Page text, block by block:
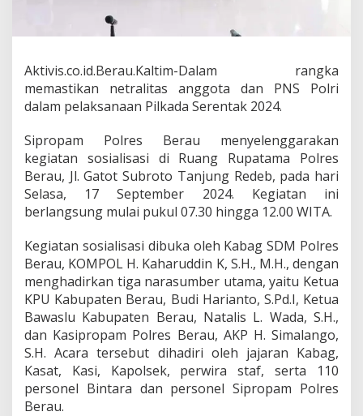
N
t
r
a
l
A
n
g
o
t
a
d
a
n
N
P
o
Aktivis.co.id.Berau.Kaltim-Dalam rangka
memastikan netralitas anggota dan PNS Polri
dalam pelaksanaan Pilkada Serentak 2024.
Sipropam Polres Berau menyelenggarakan
kegiatan sosialisasi di Ruang Rupatama Polres
Berau, Jl. Gatot Subroto Tanjung Redeb, pada hari
Selasa, 17 September 2024. Kegiatan ini
berlangsung mulai pukul 07.30 hingga 12.00 WITA.
Kegiatan sosialisasi dibuka oleh Kabag SDM Polres
Berau, KOMPOL H. Kaharuddin K, S.H., M.H., dengan
menghadirkan tiga narasumber utama, yaitu Ketua
KPU Kabupaten Berau, Budi Harianto, S.Pd.I, Ketua
Bawaslu Kabupaten Berau, Natalis L. Wada, S.H.,
dan Kasipropam Polres Berau, AKP H. Simalango,
S.H. Acara tersebut dihadiri oleh jajaran Kabag,
Kasat, Kasi, Kapolsek, perwira staf, serta 110
personel Bintara dan personel Sipropam Polres
Berau.